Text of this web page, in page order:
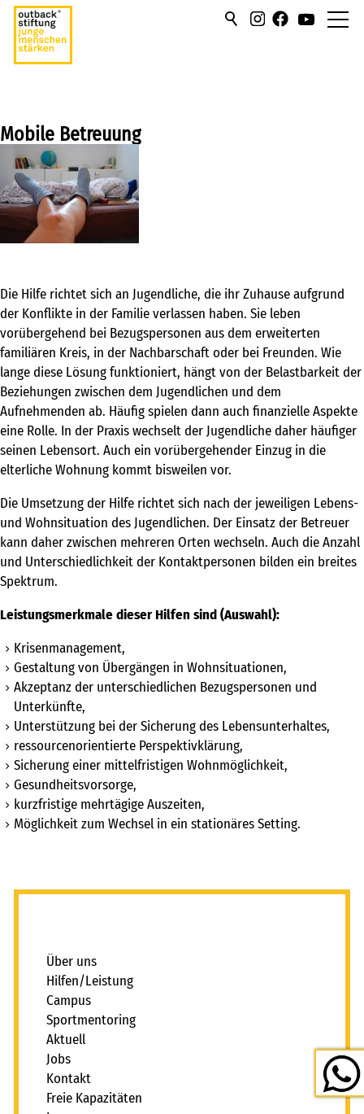
hilfen/leistung
Stationär
Ambulant
Flexible Hilfen
Betreuung am selbstgesuchten
Wohnort
Betreuung im Umfeld
Betreuung im eigenen Wohnraum
Tandembetreuungen
Sozialpädagogische Familienhilfe
Kompetenzen
campus
sportmentoring
aktuell
karriere
kontakt
freie kapazitäten
FAIRMILIE
initiativbewerbung
Mobile Betreuung
Die Hilfe richtet sich an Jugendliche, die ihr Zuhause aufgrund
der Konflikte in der Familie verlassen haben. Sie leben
vorübergehend bei Bezugspersonen aus dem erweiterten
familiären Kreis, in der Nachbarschaft oder bei Freunden. Wie
lange diese Lösung funktioniert, hängt von der Belastbarkeit der
Beziehungen zwischen dem Jugendlichen und dem
Aufnehmenden ab. Häufig spielen dann auch finanzielle Aspekte
eine Rolle. In der Praxis wechselt der Jugendliche daher häufiger
seinen Lebensort. Auch ein vorübergehender Einzug in die
elterliche Wohnung kommt bisweilen vor.
Die Umsetzung der Hilfe richtet sich nach der jeweiligen Lebens-
und Wohnsituation des Jugendlichen. Der Einsatz der Betreuer
kann daher zwischen mehreren Orten wechseln. Auch die Anzahl
und Unterschiedlichkeit der Kontaktpersonen bilden ein breites
Spektrum.
Leistungsmerkmale dieser Hilfen sind (Auswahl):
Krisenmanagement,
Gestaltung von Übergängen in Wohnsituationen,
Akzeptanz der unterschiedlichen Bezugspersonen und
Unterkünfte,
Unterstützung bei der Sicherung des Lebensunterhaltes,
ressourcenorientierte Perspektivklärung,
Sicherung einer mittelfristigen Wohnmöglichkeit,
Gesundheitsvorsorge,
kurzfristige mehrtägige Auszeiten,
Möglichkeit zum Wechsel in ein stationäres Setting.
Über uns
Hilfen/Leistung
Campus
Sportmentoring
Aktuell
Jobs
Kontakt
Freie Kapazitäten